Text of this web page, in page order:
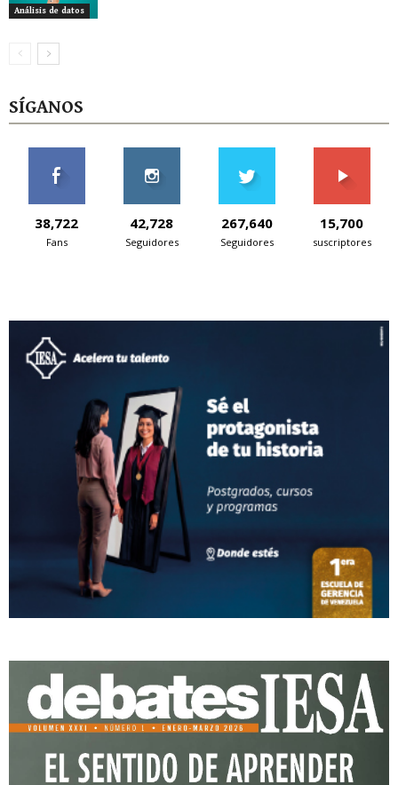
Análisis de datos
SÍGANOS
38,722
Fans
42,728
Seguidores
267,640
Seguidores
15,700
suscriptores